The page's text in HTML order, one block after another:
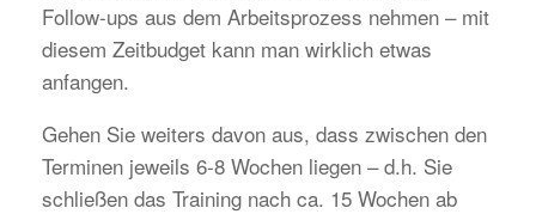
Follow-ups aus dem Arbeitsprozess nehmen – mit
diesem Zeitbudget kann man wirklich etwas
anfangen.
Gehen Sie weiters davon aus, dass zwischen den
Terminen jeweils 6-8 Wochen liegen – d.h. Sie
schließen das Training nach ca. 15 Wochen ab